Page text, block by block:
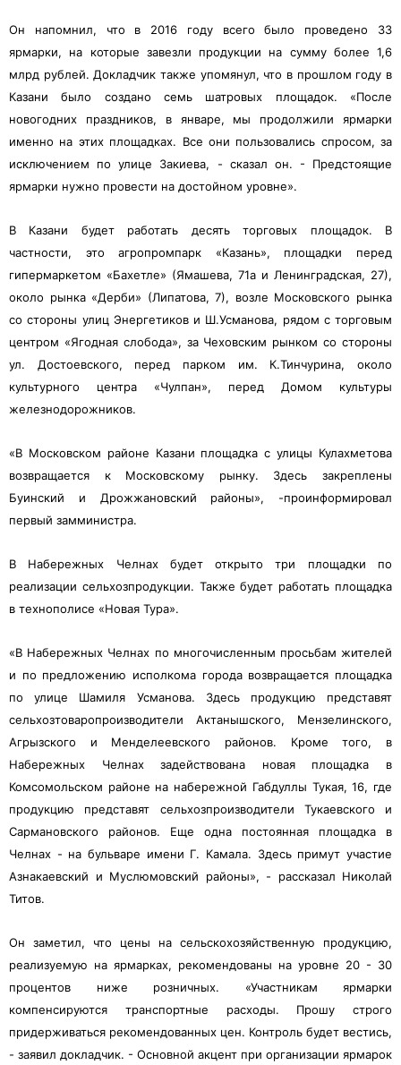
Он напомнил, что в 2016 году всего было проведено 33
ярмарки, на которые завезли продукции на сумму более 1,6
млрд рублей. Докладчик также упомянул, что в прошлом году в
Казани было создано семь шатровых площадок. «После
новогодних праздников, в январе, мы продолжили ярмарки
именно на этих площадках. Все они пользовались спросом, за
исключением по улице Закиева, - сказал он. - Предстоящие
ярмарки нужно провести на достойном уровне».
В Казани будет работать десять торговых площадок. В
частности, это агропромпарк «Казань», площадки перед
гипермаркетом «Бахетле» (Ямашева, 71а и Ленинградская, 27),
около рынка «Дерби» (Липатова, 7), возле Московского рынка
со стороны улиц Энергетиков и Ш.Усманова, рядом с торговым
центром «Ягодная слобода», за Чеховским рынком со стороны
ул. Достоевского, перед парком им. К.Тинчурина, около
культурного центра «Чулпан», перед Домом культуры
железнодорожников.
«В Московском районе Казани площадка с улицы Кулахметова
возвращается к Московскому рынку. Здесь закреплены
Буинский и Дрожжановский районы», -проинформировал
первый замминистра.
В Набережных Челнах будет открыто три площадки по
реализации сельхозпродукции. Также будет работать площадка
в технополисе «Новая Тура».
«В Набережных Челнах по многочисленным просьбам жителей
и по предложению исполкома города возвращается площадка
по улице Шамиля Усманова. Здесь продукцию представят
сельхозтоваропроизводители Актанышского, Мензелинского,
Агрызского и Менделеевского районов. Кроме того, в
Набережных Челнах задействована новая площадка в
Комсомольском районе на набережной Габдуллы Тукая, 16, где
продукцию представят сельхозпроизводители Тукаевского и
Сармановского районов. Еще одна постоянная площадка в
Челнах - на бульваре имени Г. Камала. Здесь примут участие
Азнакаевский и Муслюмовский районы», - рассказал Николай
Титов.
Он заметил, что цены на сельскохозяйственную продукцию,
реализуемую на ярмарках, рекомендованы на уровне 20 - 30
процентов ниже розничных. «Участникам ярмарки
компенсируются транспортные расходы. Прошу строго
придерживаться рекомендованных цен. Контроль будет вестись,
- заявил докладчик. - Основной акцент при организации ярмарок